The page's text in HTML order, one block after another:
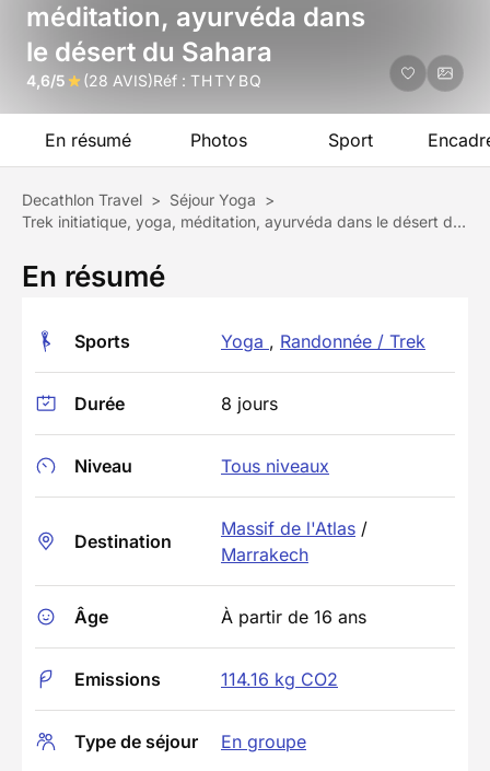
méditation, ayurvéda dans
le désert du Sahara
4,6/5 (28 AVIS)Réf : THTYBQ
En résumé Photos Sport
Decathlon Travel > Séjour Yoga >
Trek initiatique, yoga, méditation, ayurvéda dans le désert du Sahara
En résumé
Sports Yoga , Randonnée / Trek
Durée 8 jours
Niveau Tous niveaux
Destination
Massif de l'Atlas /
Marrakech
Âge À partir de 16 ans
Emissions 114.16 kg CO2
Type de séjour En groupe